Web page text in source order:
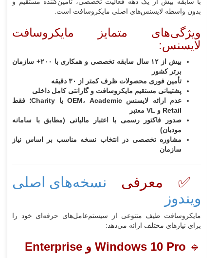
با سابقه بیش از یک دهه فعالیت تخصصی، تأمین‌کننده مستقیم و
بدون واسطه لایسنس‌های اصلی مایکروسافت است.
ویژگی‌های متمایز مایکروسافت
لایسنس:
بیش از ۱۲ سال سابقه تخصصی و همکاری با ۲۰۰+ سازمان
برتر کشور
تأمین فوری محصولات ظرف کمتر از ۳۰ دقیقه
پشتیبانی مستقیم مایکروسافت و گارانتی کامل داخلی
عدم ارائه لایسنس OEM، Academic یا Charity؛ فقط
Retail و VL معتبر
صدور فاکتور رسمی با اعتبار مالیاتی (مطابق با سامانه
مودیان)
مشاوره تخصصی در انتخاب نسخه مناسب بر اساس نیاز
سازمان
✅ معرفی نسخه‌های اصلی
ویندوز
مایکروسافت طیف متنوعی از سیستم‌عامل‌های حرفه‌ای خود را
برای نیازهای مختلف ارائه می‌دهد:
🔹 Windows 10 Pro و Enterprise